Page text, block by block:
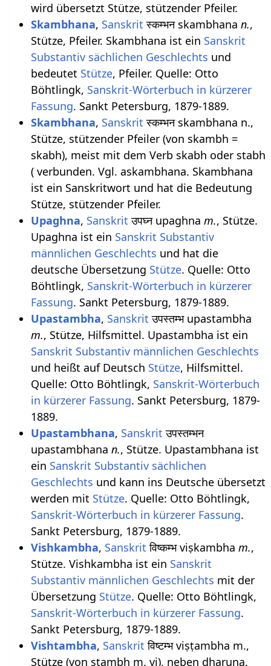
wird übersetzt Stütze, stützender Pfeiler.
Skambhana, Sanskrit स्कम्भन skambhana n.,
Stütze, Pfeiler. Skambhana ist ein Sanskrit
Substantiv sächlichen Geschlechts und
bedeutet Stütze, Pfeiler. Quelle: Otto
Böhtlingk, Sanskrit-Wörterbuch in kürzerer
Fassung. Sankt Petersburg, 1879-1889.
Skambhana, Sanskrit स्कम्भन skambhana n.,
Stütze, stützender Pfeiler (von skambh =
skabh), meist mit dem Verb skabh oder stabh
( verbunden. Vgl. askambhana. Skambhana
ist ein Sanskritwort und hat die Bedeutung
Stütze, stützender Pfeiler.
Upaghna, Sanskrit उपघ्न upaghna m., Stütze.
Upaghna ist ein Sanskrit Substantiv
männlichen Geschlechts und hat die
deutsche Übersetzung Stütze. Quelle: Otto
Böhtlingk, Sanskrit-Wörterbuch in kürzerer
Fassung. Sankt Petersburg, 1879-1889.
Upastambha, Sanskrit उपस्तम्भ upastambha
m., Stütze, Hilfsmittel. Upastambha ist ein
Sanskrit Substantiv männlichen Geschlechts
und heißt auf Deutsch Stütze, Hilfsmittel.
Quelle: Otto Böhtlingk, Sanskrit-Wörterbuch
in kürzerer Fassung. Sankt Petersburg, 1879-
1889.
Upastambhana, Sanskrit उपस्तम्भन
upastambhana n., Stütze. Upastambhana ist
ein Sanskrit Substantiv sächlichen
Geschlechts und kann ins Deutsche übersetzt
werden mit Stütze. Quelle: Otto Böhtlingk,
Sanskrit-Wörterbuch in kürzerer Fassung.
Sankt Petersburg, 1879-1889.
Vishkambha, Sanskrit विष्कम्भ viṣkambha m.,
Stütze. Vishkambha ist ein Sanskrit
Substantiv männlichen Geschlechts mit der
Übersetzung Stütze. Quelle: Otto Böhtlingk,
Sanskrit-Wörterbuch in kürzerer Fassung.
Sankt Petersburg, 1879-1889.
Vishtambha, Sanskrit विष्टम्भ viṣṭambha m.,
Stütze (von stambh m. vi), neben dharuṇa.